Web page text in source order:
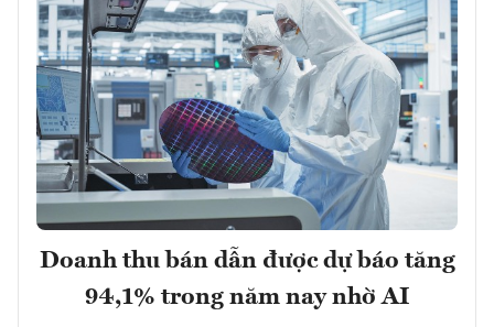
Doanh thu bán dẫn được dự báo tăng
94,1% trong năm nay nhờ AI